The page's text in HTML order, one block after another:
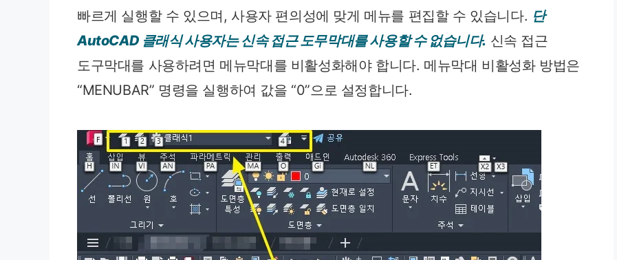
빠르게 실행할 수 있으며, 사용자 편의성에 맞게 메뉴를 편집할 수 있습니다. 단
AutoCAD 클래식 사용자는 신속 접근 도무막대를 사용할 수 없습니다. 신속 접근
도구막대를 사용하려면 메뉴막대를 비활성화해야 합니다. 메뉴막대 비활성화 방법은
“MENUBAR” 명령을 실행하여 값을 “0”으로 설정합니다.